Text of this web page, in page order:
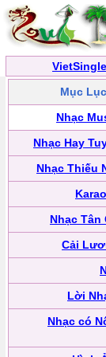
Mục Lục
Nhạc
Nhạc Hay
Nhạc Thiếu
Nhạc Tân
Cải
Lời
Nhạc có